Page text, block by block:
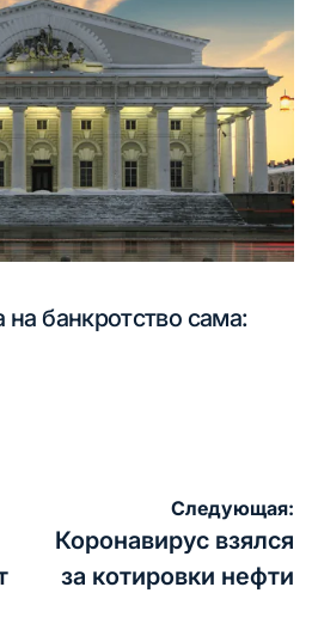
банкротство сама:
Следующая:
Коронавирус взялся
за котировки нефти